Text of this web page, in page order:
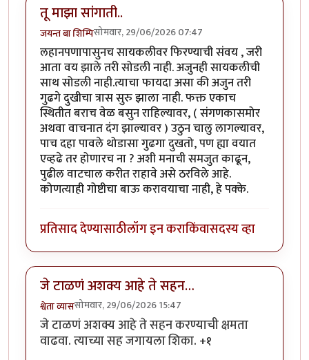
तू माझा सांगाती..
जयन्त बा शिम्पिसोमवार, 29/06/2026 07:47
लहानपणापासुनच सायकलीवर फिरण्याची संवय , जरी
आता वय झाले तरी सोडली नाही. अजुनही सायकलीची
साथ सोडली नाही.त्याचा फायदा असा की अजुन तरी
गुढगे दुखीचा त्रास सुरु झाला नाही. फक्त एकाच
स्थितीत बराच वेळ बसुन राहिल्यावर, ( संगणकासमोर
अथवा वाचनात दंग झाल्यावर ) उठुन चालु लागल्यावर,
पाच दहा पावले थोडासा गुढगा दुखतो, पण ह्या वयात
एव्हढे तर होणारच ना ? अशी मनाची समजुत काढून,
पुढील वाटचाल करीत राहावे असे ठरविले आहे.
कोणत्याही गोष्टीचा बाऊ करावयाचा नाही, हे पक्के.
प्रतिसाद देण्यासाठीलॉग इन कराकिंवासदस्य व्हा
जे टाळणं अशक्य आहे ते सहन…
श्वेता व्याससोमवार, 29/06/2026 15:47
जे टाळणं अशक्य आहे ते सहन करण्याची क्षमता
वाढवा. त्याच्या सह जगायला शिका. +१